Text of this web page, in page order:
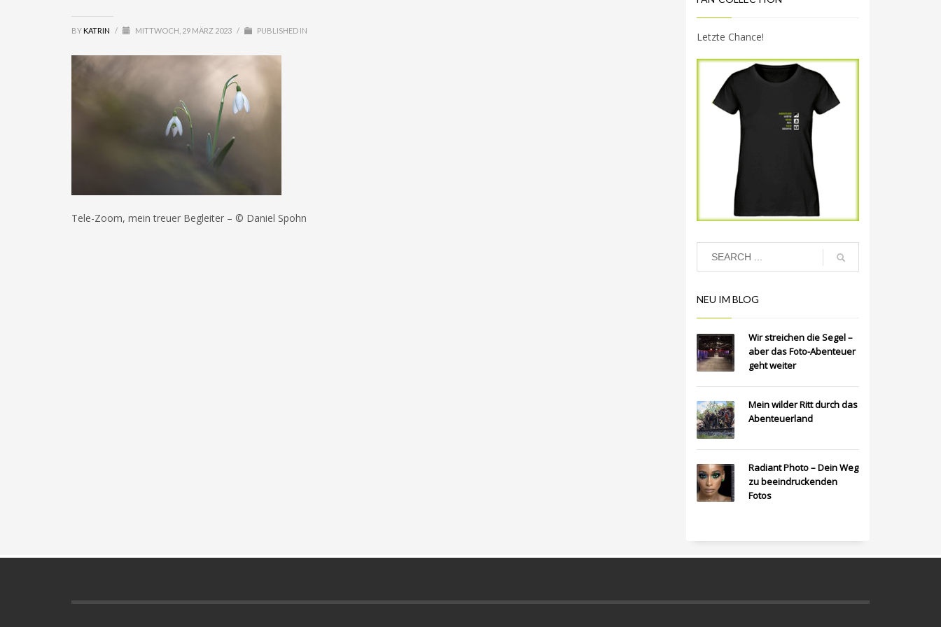
BY KATRIN / MITTWOCH, 29 MÄRZ 2023 / PUBLISHED IN
Tele-Zoom, mein treuer Begleiter – © Daniel Spohn
Letzte Chance!
NEU IM BLOG
Wir streichen die Segel –
aber das Foto-Abenteuer
geht weiter
Mein wilder Ritt durch das
Abenteuerland
Radiant Photo – Dein Weg
zu beeindruckenden
Fotos